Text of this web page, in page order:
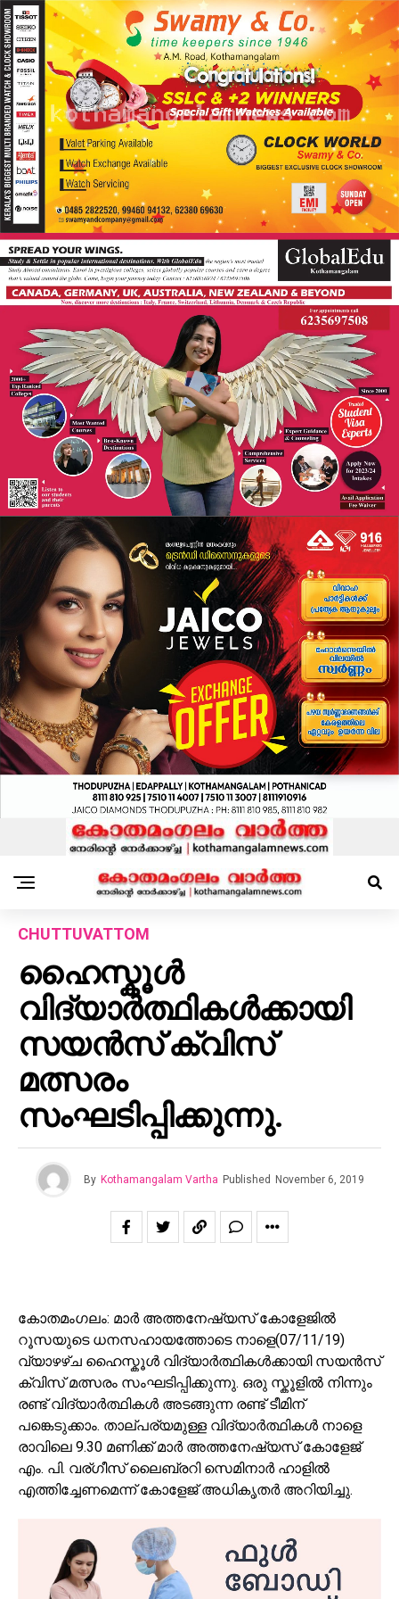
CHUTTUVATTOM
ഹൈസ്കൂൾ
വിദ്യാർത്ഥികൾക്കായി
സയൻസ് ക്വിസ്
മത്സരം
സംഘടിപ്പിക്കുന്നു.
By Kothamangalam Vartha Published November 6, 2019
കോതമംഗലം: മാർ അത്തനേഷ്യസ് കോളേജിൽ
റൂസയുടെ ധനസഹായത്തോടെ നാളെ(07/11/19)
വ്യാഴഴ്ച ഹൈസ്കൂൾ വിദ്യാർത്ഥികൾക്കായി സയൻസ്
ക്വിസ് മത്സരം സംഘടിപ്പിക്കുന്നു. ഒരു സ്കൂളിൽ നിന്നും
രണ്ട് വിദ്യാർത്ഥികൾ അടങ്ങുന്ന രണ്ട് ടീമിന്
പങ്കെടുക്കാം. താല്പര്യമുള്ള വിദ്യാർത്ഥികൾ നാളെ
രാവിലെ 9.30 മണിക്ക് മാർ അത്തനേഷ്യസ് കോളേജ്
എം. പി. വര്ഗീസ് ലൈബ്രറി സെമിനാർ ഹാളിൽ
എത്തിച്ചേണമെന്ന് കോളേജ് അധികൃതർ അറിയിച്ചു.